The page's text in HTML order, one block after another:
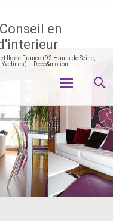
en
Ile de France (92 Hauts de Seine,
– Deco&motion
contenu
principal